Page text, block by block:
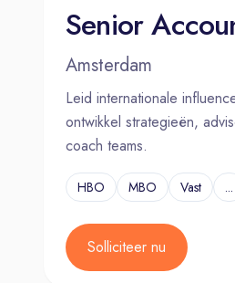
Amsterdam
Leid internationale
ontwikkel strategieën,
coach teams.
HBO MBO Vast ...
Solliciteer nu